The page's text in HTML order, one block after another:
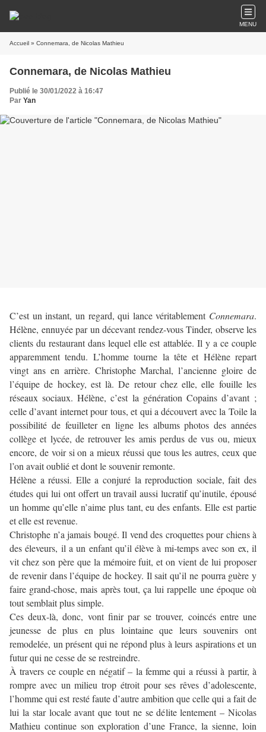
MENU
Accueil » Connemara, de Nicolas Mathieu
Connemara, de Nicolas Mathieu
Publié le 30/01/2022 à 16:47
Par Yan
C’est un instant, un regard, qui lance véritablement Connemara.
Hélène, ennuyée par un décevant rendez-vous Tinder, observe les
clients du restaurant dans lequel elle est attablée. Il y a ce couple
apparemment tendu. L’homme tourne la tête et Hélène repart
vingt ans en arrière. Christophe Marchal, l’ancienne gloire de
l’équipe de hockey, est là. De retour chez elle, elle fouille les
réseaux sociaux. Hélène, c’est la génération Copains d’avant ;
celle d’avant internet pour tous, et qui a découvert avec la Toile la
possibilité de feuilleter en ligne les albums photos des années
collège et lycée, de retrouver les amis perdus de vus ou, mieux
encore, de voir si on a mieux réussi que tous les autres, ceux que
l’on avait oublié et dont le souvenir remonte.
Hélène a réussi. Elle a conjuré la reproduction sociale, fait des
études qui lui ont offert un travail aussi lucratif qu’inutile, épousé
un homme qu’elle n’aime plus tant, eu des enfants. Elle est partie
et elle est revenue.
Christophe n’a jamais bougé. Il vend des croquettes pour chiens à
des éleveurs, il a un enfant qu’il élève à mi-temps avec son ex, il
vit chez son père que la mémoire fuit, et on vient de lui proposer
de revenir dans l’équipe de hockey. Il sait qu’il ne pourra guère y
faire grand-chose, mais après tout, ça lui rappelle une époque où
tout semblait plus simple.
Ces deux-là, donc, vont finir par se trouver, coincés entre une
jeunesse de plus en plus lointaine que leurs souvenirs ont
remodelée, un présent qui ne répond plus à leurs aspirations et un
futur qui ne cesse de se restreindre.
À travers ce couple en négatif – la femme qui a réussi à partir, à
rompre avec un milieu trop étroit pour ses rêves d’adolescente,
l’homme qui est resté faute d’autre ambition que celle qui a fait de
lui la star locale avant que tout ne se délite lentement – Nicolas
Mathieu continue son exploration d’une France, la sienne, loin